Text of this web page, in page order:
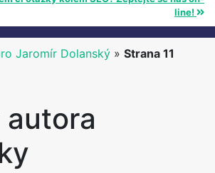
line!
Jaromír Dolanský » Strana 11
autora